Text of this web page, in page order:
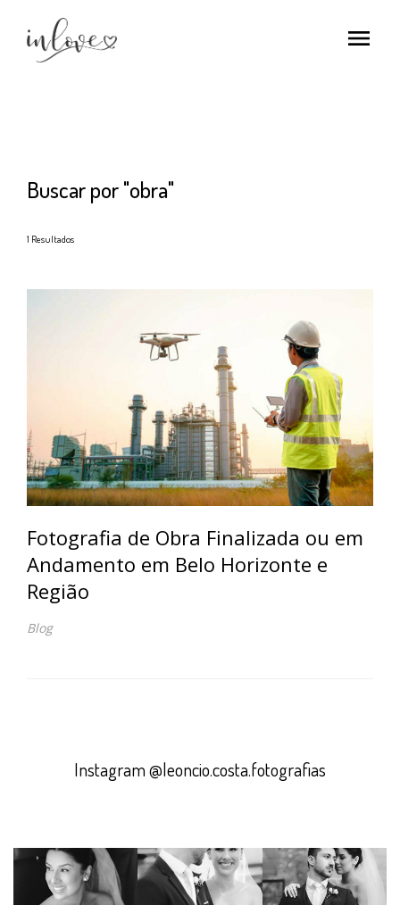
menu
Buscar por"obra"
1 Resultados
Fotografia de Obra Finalizada ou em
Andamento em Belo Horizonte e
Região
Blog
Instagram @leoncio.costa.fotografias